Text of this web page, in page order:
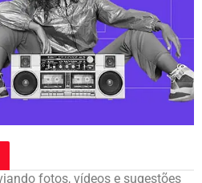
fotos, vídeos e sugestões